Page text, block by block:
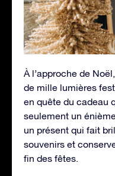
À l’approche de
de mille lumières
en quête du cadeau
seulement un
un présent qui fait
souvenirs et
fin des fêtes.